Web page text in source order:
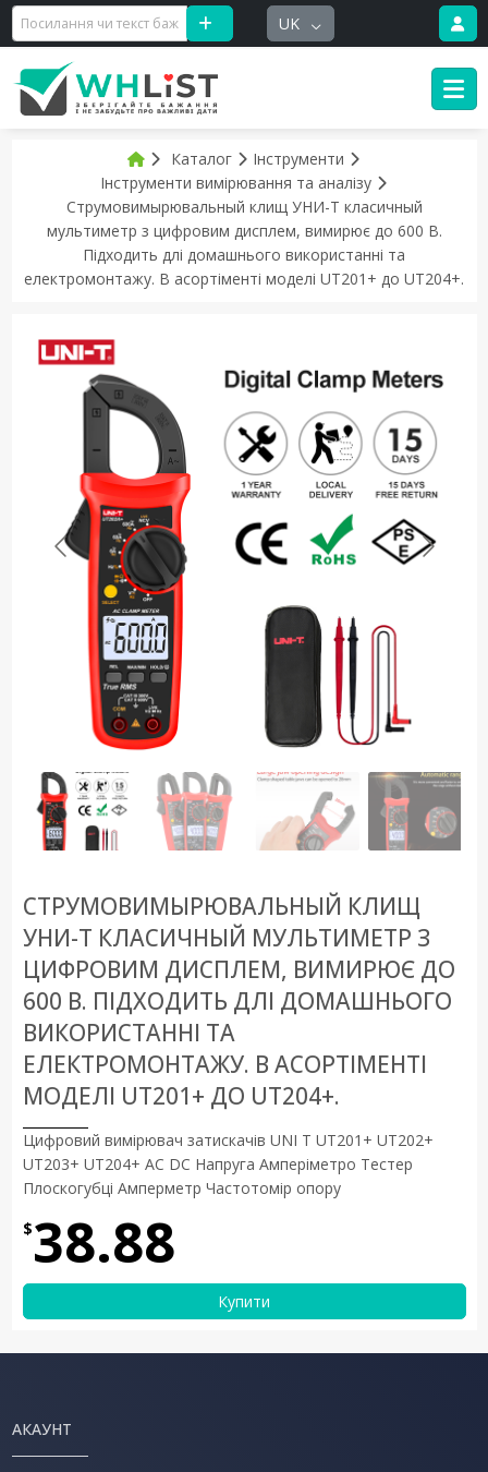
UK
Каталог
Інструменти
Інструменти вимірювання та аналізу
Струмовимырювальный клищ УНИ-Т класичный
мультиметр з цифровим дисплем, вимирює до 600 В.
Пiдходить длi домашнього використаннi та
електромонтажу. В асортіменті моделі UT201+ до UT204+.
СТРУМОВИМЫРЮВАЛЬНЫЙ КЛИЩ
УНИ-Т КЛАСИЧНЫЙ МУЛЬТИМЕТР З
ЦИФРОВИМ ДИСПЛЕМ, ВИМИРЮЄ ДО
600 В. ПIДХОДИТЬ ДЛI ДОМАШНЬОГО
ВИКОРИСТАННI ТА
ЕЛЕКТРОМОНТАЖУ. В АСОРТІМЕНТІ
МОДЕЛІ UT201+ ДО UT204+.
Цифровий вимірювач затискачів UNI T UT201+ UT202+
UT203+ UT204+ AC DC Напруга Амперіметро Тестер
Плоскогубці Амперметр Частотомір опору
$38.88
Купити
АКАУНТ